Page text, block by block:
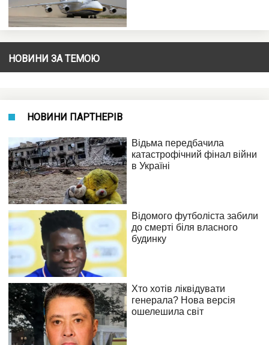
НОВИНИ ЗА ТЕМОЮ
НОВИНИ ПАРТНЕРІВ